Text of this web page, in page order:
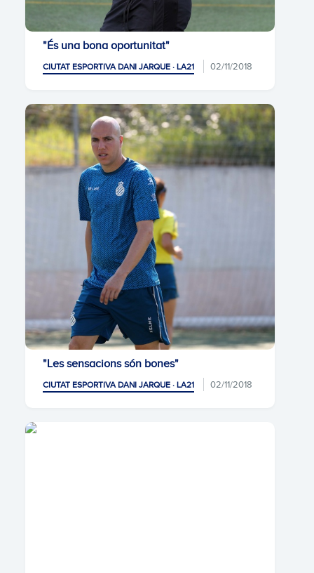
"És una bona oportunitat"
CIUTAT ESPORTIVA DANI JARQUE · LA21 02/11/2018
"Les sensacions són bones"
CIUTAT ESPORTIVA DANI JARQUE · LA21 02/11/2018